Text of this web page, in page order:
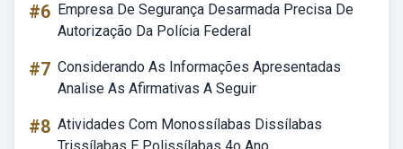
#6 Empresa De Segurança Desarmada Precisa De
Autorização Da Polícia Federal
#7 Considerando As Informações Apresentadas
Analise As Afirmativas A Seguir
#8 Atividades Com Monossílabas Dissílabas